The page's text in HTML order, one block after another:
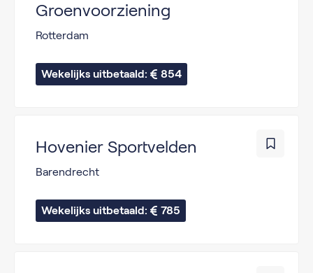
Groenvoorziening
Rotterdam
Wekelijks uitbetaald: 854
Hovenier Sportvelden
Barendrecht
Wekelijks uitbetaald: 785